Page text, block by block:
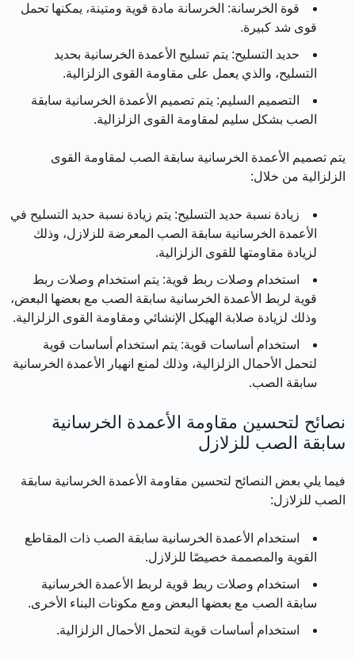
قوة الخرسانة: الخرسانة مادة قوية ومتينة، يمكنها تحمل
قوى شد كبيرة.
حديد التسليح: يتم تسليح الأعمدة الخرسانية بحديد
التسليح، والذي يعمل على مقاومة القوى الزلزالية.
التصميم السليم: يتم تصميم الأعمدة الخرسانية سابقة
الصب بشكل سليم لمقاومة القوى الزلزالية.
يتم تصميم الأعمدة الخرسانية سابقة الصب لمقاومة القوى
الزلزالية من خلال:
زيادة نسبة حديد التسليح: يتم زيادة نسبة حديد التسليح في
الأعمدة الخرسانية سابقة الصب المعرضة للزلازل، وذلك
لزيادة مقاومتها للقوى الزلزالية.
استخدام وصلات ربط قوية: يتم استخدام وصلات ربط
قوية لربط الأعمدة الخرسانية سابقة الصب مع بعضها البعض،
وذلك لزيادة صلابة الهيكل الإنشائي ومقاومة القوى الزلزالية.
استخدام أساسات قوية: يتم استخدام أساسات قوية
لتحمل الأحمال الزلزالية، وذلك لمنع انهيار الأعمدة الخرسانية
سابقة الصب.
نصائح لتحسين مقاومة الأعمدة الخرسانية
سابقة الصب للزلازل
فيما يلي بعض النصائح لتحسين مقاومة الأعمدة الخرسانية سابقة
الصب للزلازل:
استخدام الأعمدة الخرسانية سابقة الصب ذات المقاطع
القوية والمصممة خصيصًا للزلازل.
استخدام وصلات ربط قوية لربط الأعمدة الخرسانية
سابقة الصب مع بعضها البعض ومع مكونات البناء الأخرى.
استخدام أساسات قوية لتحمل الأحمال الزلزالية.